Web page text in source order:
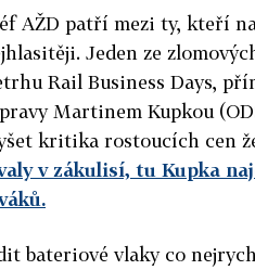
AŽD patří mezi ty, kteří
Jeden ze
Rail Business Days,
Martinem Kupkou
kritika rostoucích cen
v zákulisí, tu Kupka
bateriové vlaky co